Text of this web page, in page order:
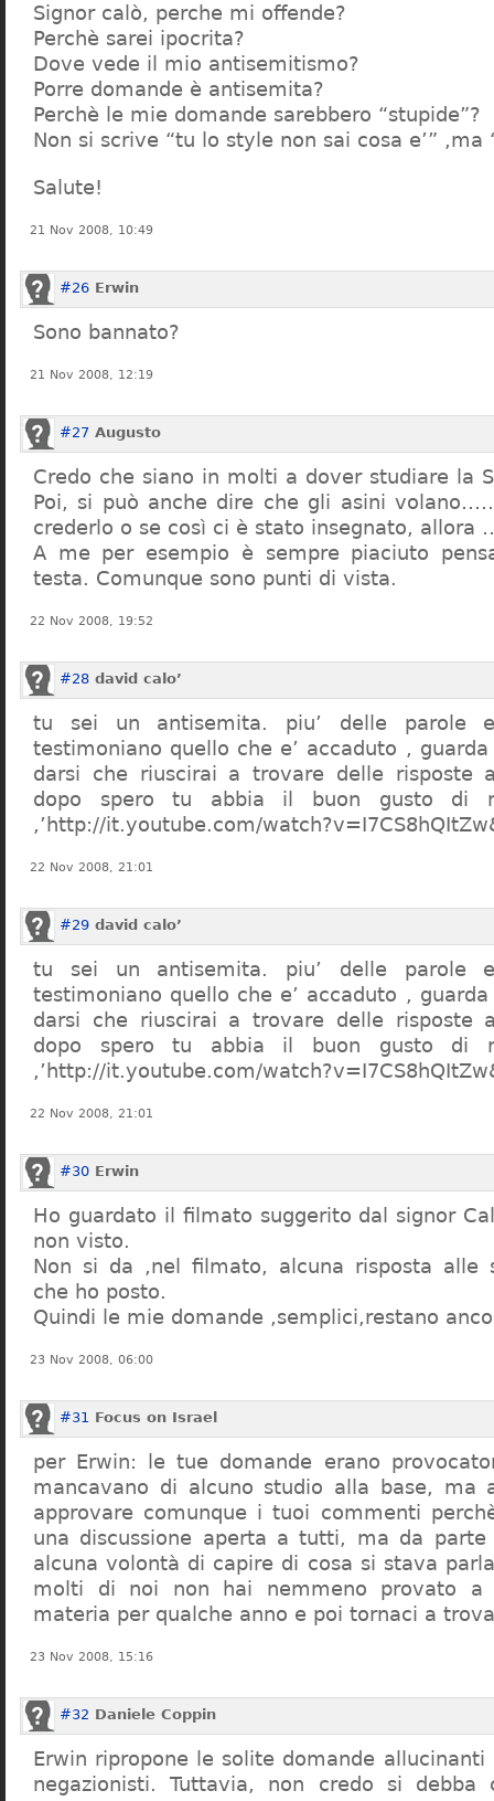
Signor calò, perche mi offende?
Perchè sarei ipocrita?
Dove vede il mio antisemitismo?
Porre domande è antisemita?
Perchè le mie domande sarebbero “stupide”?
Non si scrive “tu lo style non sai cosa e’” ,ma
Salute!
21 Nov 2008, 10:49
#26 Erwin
Sono bannato?
21 Nov 2008, 12:19
#27 Augusto
Credo che siano in molti a dover studiare la
Poi, si può anche dire che gli asini
crederlo o se così ci è stato insegnato,
A me per esempio è sempre piaciuto
testa. Comunque sono punti di vista.
22 Nov 2008, 19:52
#28 david calo’
tu sei un antisemita. piu’ delle parole
testimoniano quello che e’ accaduto , guarda
darsi che riuscirai a trovare delle risposte
dopo spero tu abbia il buon gusto di
,’http://it.youtube.com/
22 Nov 2008, 21:01
#29 david calo’
tu sei un antisemita. piu’ delle parole
testimoniano quello che e’ accaduto , guarda
darsi che riuscirai a trovare delle risposte
dopo spero tu abbia il buon gusto di
,’http://it.youtube.com/
22 Nov 2008, 21:01
#30 Erwin
Ho guardato il filmato suggerito dal signor
non visto.
Non si da ,nel filmato, alcuna risposta alle
che ho posto.
Quindi le mie domande ,semplici,restano
23 Nov 2008, 06:00
#31 Focus on Israel
per Erwin: le tue domande erano
mancavano di alcuno studio alla base, ma
approvare comunque i tuoi commenti
una discussione aperta a tutti, ma da parte
alcuna volontà di capire di cosa si stava
molti di noi non hai nemmeno provato a
materia per qualche anno e poi tornaci a
23 Nov 2008, 15:16
#32 Daniele Coppin
Erwin ripropone le solite domande
negazionisti. Tuttavia, non credo si debba